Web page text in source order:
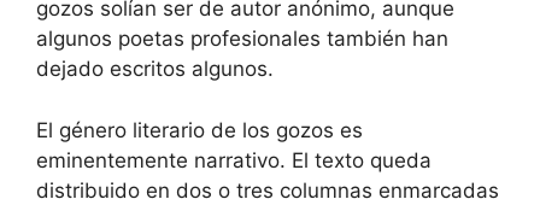
gozos solían ser de autor anónimo, aunque
algunos poetas profesionales también han
dejado escritos algunos.
El género literario de los gozos es
eminentemente narrativo. El texto queda
distribuido en dos o tres columnas enmarcadas